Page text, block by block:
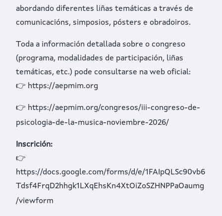
abordando diferentes liñas temáticas a través de
comunicacións, simposios, pósters e obradoiros.
Toda a información detallada sobre o congreso
(programa, modalidades de participación, liñas
temáticas, etc.) pode consultarse na web oficial:
👉 https://aepmim.org
👉 https://aepmim.org/congresos/iii-congreso-de-
psicologia-de-la-musica-noviembre-2026/
Inscrición:
👉
https://docs.google.com/forms/d/e/1FAIpQLSc90vb6
Tdsf4FrqD2hhgk1LXqEhsKn4XtOiZoSZHNPPaOaumg
/viewform